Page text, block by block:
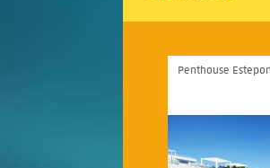
Penthouse